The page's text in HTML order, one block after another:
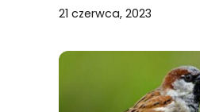
21 czerwca, 2023